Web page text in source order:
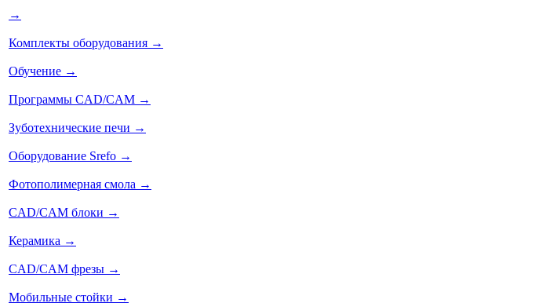
→
Комплекты оборудования →
Обучение →
Программы CAD/CAM →
Зуботехнические печи →
Оборудование Srefo →
Фотополимерная смола →
CAD/CAM блоки →
Керамика →
CAD/CAM фрезы →
Мобильные стойки →